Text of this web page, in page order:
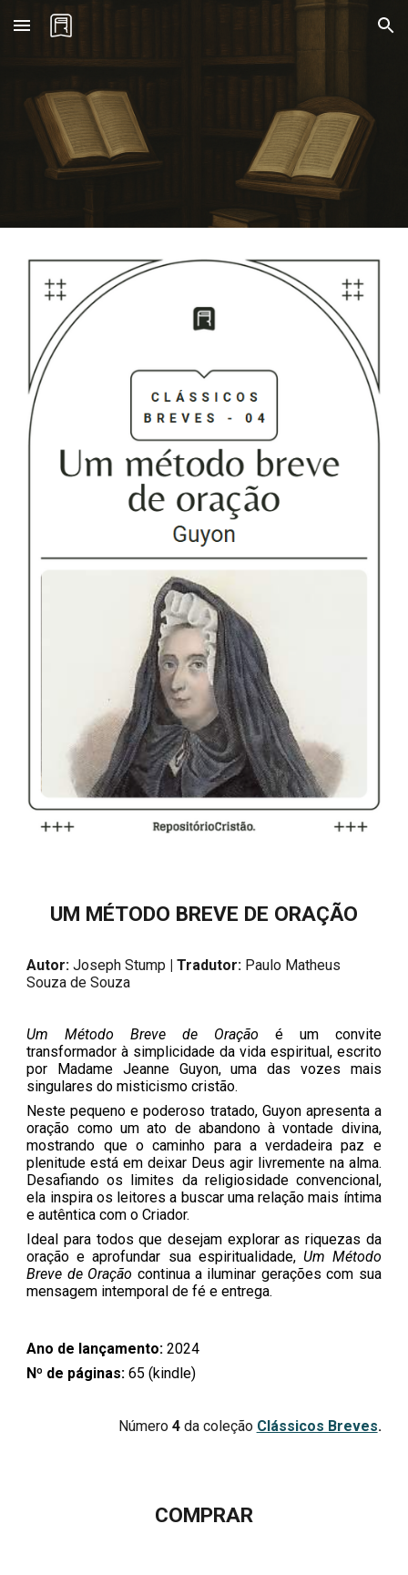
Skip to main content Skip to navigation
UM MÉTODO BREVE DE ORAÇÃO
Autor:Joseph Stump | Tradutor: Paulo Matheus
Souza de Souza
Um Método Breve de Oração é um convite
transformador à simplicidade da vida espiritual, escrito
por Madame Jeanne Guyon, uma das vozes mais
singulares do misticismo cristão.
Neste pequeno e poderoso tratado, Guyon apresenta a
oração como um ato de abandono à vontade divina,
mostrando que o caminho para a verdadeira paz e
plenitude está em deixar Deus agir livremente na alma.
Desafiando os limites da religiosidade convencional,
ela inspira os leitores a buscar uma relação mais íntima
e autêntica com o Criador.
Ideal para todos que desejam explorar as riquezas da
oração e aprofundar sua espiritualidade, Um Método
Breve de Oração continua a iluminar gerações com sua
mensagem intemporal de fé e entrega.
Ano de lançamento:2024
Nº de páginas:65(kindle)
Número 4da coleção Clássicos Breves.
COMPRAR